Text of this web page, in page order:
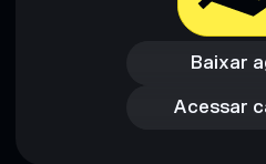
Baixar
Baixar
Acessar
Acessar